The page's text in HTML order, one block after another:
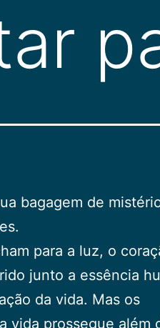
bagagem de
para a luz, o
junto a essência
da vida. Mas os
vida prossegue além